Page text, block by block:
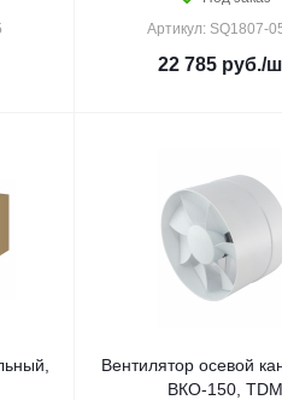
Артикул: SQ1807-
22 785 руб./
Вентилятор осевой
ВКО-150, TDM